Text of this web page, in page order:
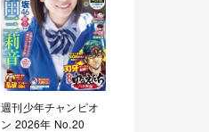
週刊少年チャンピオ
ン 2026年 No.20